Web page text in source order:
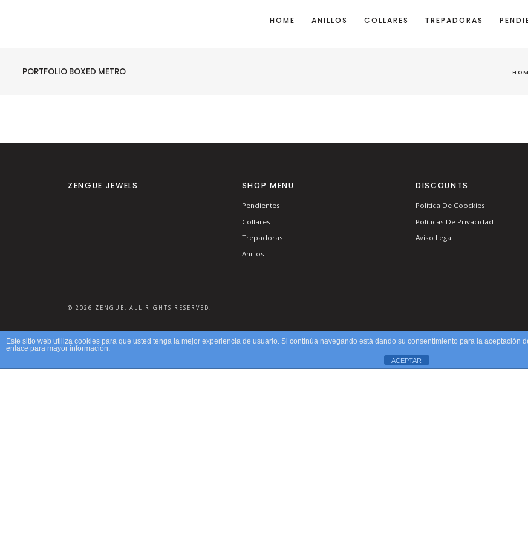
HOME ANILLOS COLLARES TREPADORAS
PORTFOLIO BOXED METRO
ZENGUE JEWELS SHOP MENU
Pendientes
Collares
Trepadoras
Anillos
DISCOUNTS
Política De Coockies
Políticas De Privacidad
Aviso Legal
© 2026 ZENGUE. ALL RIGHTS RESERVED.
Este sitio web utiliza cookies para que usted tenga la mejor experiencia de usuario. Si continúa navegando está dando su consentimiento para la aceptación
enlace para mayor información.
ACEPTAR